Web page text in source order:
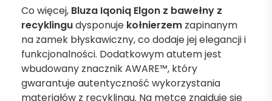
Co więcej, Bluza Iqoniq Elgon z bawełny z
recyklingudysponuje kołnierzem zapinanym
na zamek błyskawiczny, co dodaje jej elegancji i
funkcjonalności. Dodatkowym atutem jest
wbudowany znacznik AWARE™, który
gwarantuje autentyczność wykorzystania
materiałów z recyklingu. Na metce znajduje się